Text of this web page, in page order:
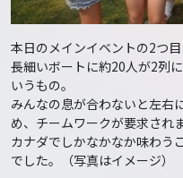
本日のメインイベントの2つ
長細いボートに約20人が2列
いうもの。
みんなの息が合わないと左右
め、チームワークが要求されま
カナダでしかなかなか味わう
でした。（写真はイメージ）